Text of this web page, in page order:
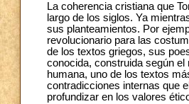
La coherencia cristiana que
largo de los siglos. Ya
sus planteamientos. Por
revolucionario para las
de los textos griegos, sus
conocida, construida según el
humana, uno de los textos
contradicciones internas que
profundizar en los valores